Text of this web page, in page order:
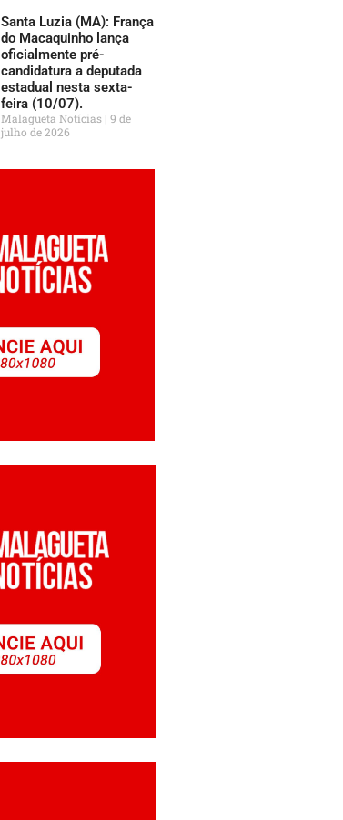
Santa Luzia (MA): França
do Macaquinho lança
oficialmente pré-
candidatura a deputada
estadual nesta sexta-
feira (10/07).
Malagueta Notícias 9 de
julho de 2026